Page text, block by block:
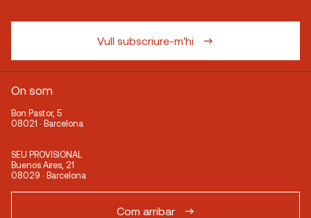
Vull subscriure-m'hi
On som
Bon Pastor, 5
08021 · Barcelona
SEU PROVISIONAL
Buenos Aires, 21
08029 · Barcelona
Com arribar